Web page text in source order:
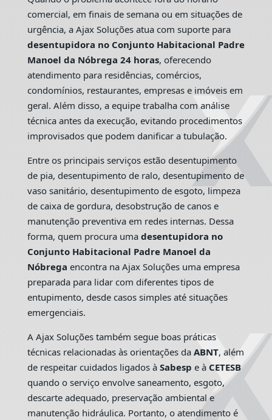
comercial, em finais de semana ou em situações de
urgência, a Ajax Soluções atua com suporte para
desentupidora no Conjunto Habitacional Padre
Manoel da Nóbrega 24 horas, oferecendo
atendimento para residências, comércios,
condomínios, restaurantes, empresas e imóveis em
geral. Além disso, a equipe trabalha com análise
técnica antes da execução, evitando procedimentos
improvisados que podem danificar a tubulação.
Entre os principais serviços estão desentupimento
de pia, desentupimento de ralo, desentupimento de
vaso sanitário, desentupimento de esgoto, limpeza
de caixa de gordura, desobstrução de canos e
manutenção preventiva em redes internas. Dessa
forma, quem procura uma desentupidora no
Conjunto Habitacional Padre Manoel da
Nóbrega encontra na Ajax Soluções uma empresa
preparada para lidar com diferentes tipos de
entupimento, desde casos simples até situações
emergenciais.
A Ajax Soluções também segue boas práticas
técnicas relacionadas às orientações da ABNT, além
de respeitar cuidados ligados à Sabesp e à CETESB
quando o serviço envolve saneamento, esgoto,
descarte adequado, preservação ambiental e
manutenção hidráulica. Portanto, o atendimento é